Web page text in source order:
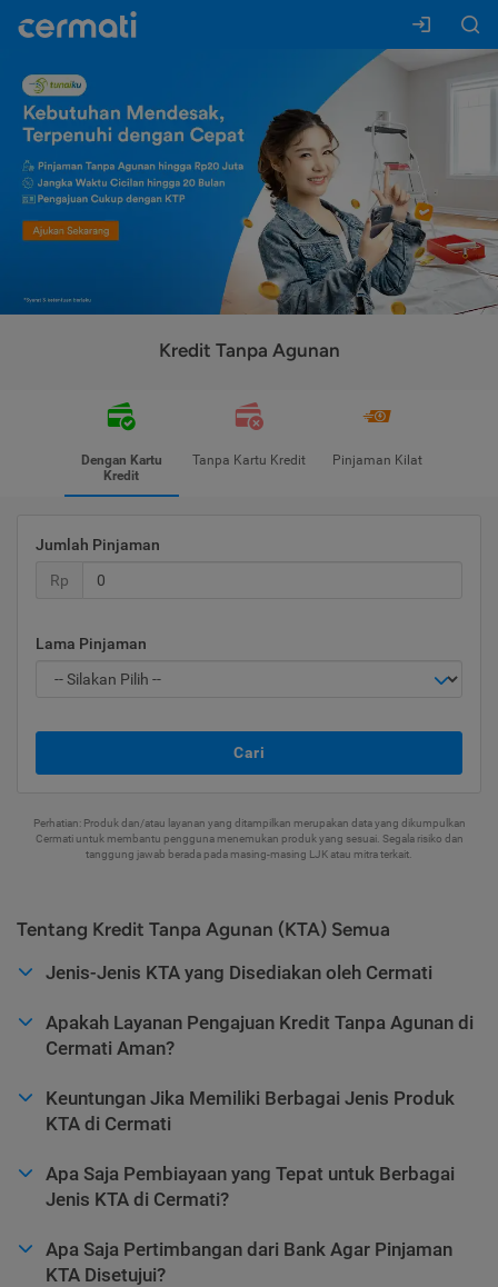
Kredit Tanpa Agunan
Dengan Kartu
Kredit
Tanpa Kartu Kredit Pinjaman Kilat
Jumlah Pinjaman
Rp
Lama Pinjaman
Cari
Perhatian: Produk dan/atau layanan yang ditampilkan merupakan data yang dikumpulkan
Cermati untuk membantu pengguna menemukan produk yang sesuai. Segala risiko dan
tanggung jawab berada pada masing-masing LJK atau mitra terkait.
Tentang Kredit Tanpa Agunan (KTA) Semua
Jenis-Jenis KTA yang Disediakan oleh Cermati
Apakah Layanan Pengajuan Kredit Tanpa Agunan di
Cermati Aman?
Keuntungan Jika Memiliki Berbagai Jenis Produk
KTA di Cermati
Apa Saja Pembiayaan yang Tepat untuk Berbagai
Jenis KTA di Cermati?
Apa Saja Pertimbangan dari Bank Agar Pinjaman
KTA Disetujui?